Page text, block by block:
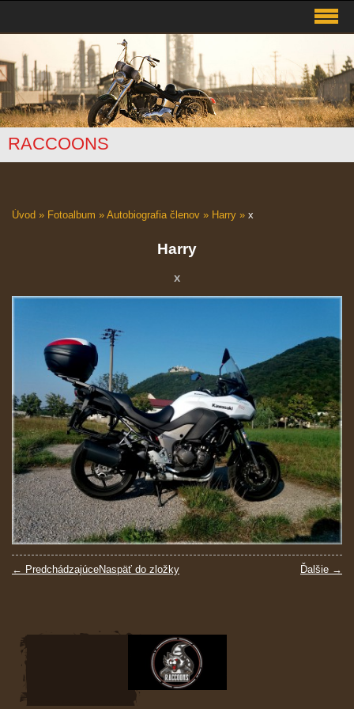
RACCOONS
Úvod » Fotoalbum » Autobiografia členov » Harry » x
Harry
x
← Predchádzajúce Ďalšie →
Naspäť do zložky